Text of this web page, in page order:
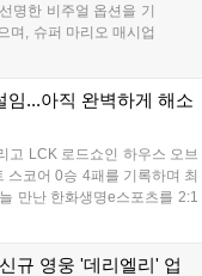
명한 비주얼 옵션을 기
며, 슈퍼 마리오 매시업
능하며 디지털 업그레
션이 제한될 수 있습니
임...아직 완벽하게 해소
고 LCK 로드쇼인 하우스 오브
스코어 0승 4패를 기록하며 최
만난 한화생명e스포츠를 2:1
. 연패 탈출 소감에 대해 유상
규 영웅 '데리엘리' 업